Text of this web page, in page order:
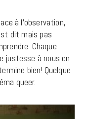
à l’observation,
dit mais pas
Chaque
justesse à nous en
bien! Quelque
queer.